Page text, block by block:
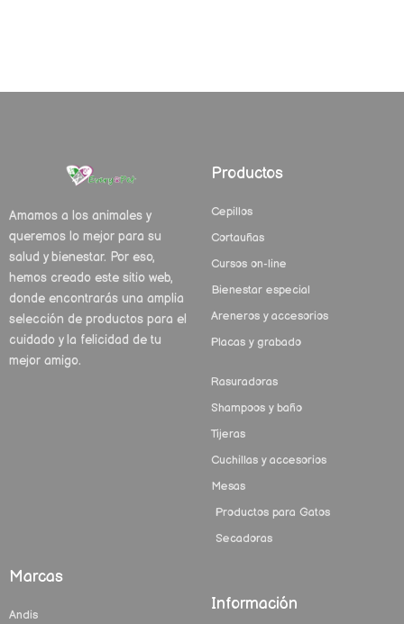
Amamos a los animales y
queremos lo mejor para su
salud y bienestar. Por eso,
hemos creado este sitio web,
donde encontrarás una amplia
selección de productos para el
cuidado y la felicidad de tu
mejor amigo.
Productos
Cepillos
Cortauñas
Cursos on-line
Bienestar especial
Areneros y accesorios
Placas y grabado
Rasuradoras
Shampoos y baño
Tijeras
Cuchillas y accesorios
Mesas
Productos para Gatos
Secadoras
Marcas
Andis
Información